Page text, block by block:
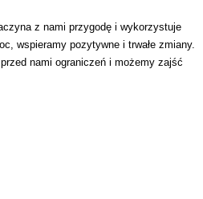
z nami przygodę i wykorzystuje
wspieramy pozytywne i trwałe zmiany.
nami ograniczeń i możemy zajść